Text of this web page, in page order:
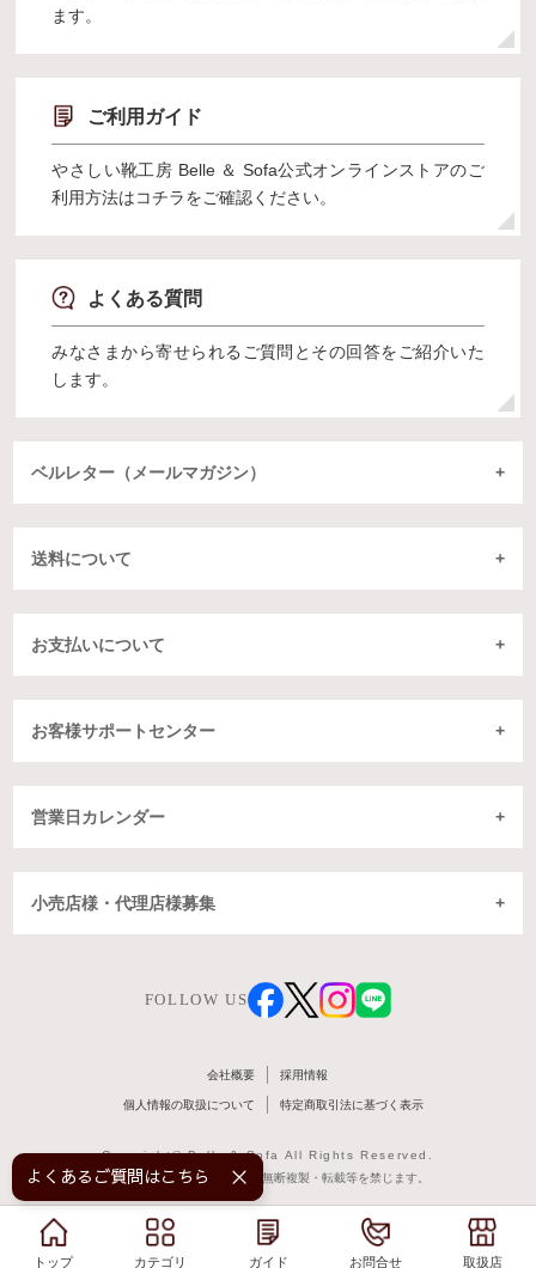
トップ カテゴリ ガイド お問合せ 取扱店
ます。
ご利用ガイド
やさしい靴工房 Belle ＆ Sofa公式オンラインストアのご
利用方法はコチラをご確認ください。
よくある質問
みなさまから寄せられるご質問とその回答をご紹介いた
します。
ベルレター（メールマガジン）
送料について
お支払いについて
お客様サポートセンター
営業日カレンダー
小売店様・代理店様募集
FOLLOW US
会社概要 採用情報
個人情報の取扱について 特定商取引法に基づく表示
Copyright© Belle & Sofa All Rights Reserved.
掲載記事・写真・図表などの無断複製・転載等を禁じます。
トップ カテゴリ ガイド お問合せ 取扱店
よくあるご質問はこちら！